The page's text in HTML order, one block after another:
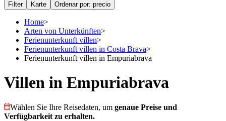
Filter Karte Ordenar por: precio
Home>
Arten von Unterkünften>
Ferienunterkunft villen>
Ferienunterkunft villen in Costa Brava>
Ferienunterkunft villen in Empuriabrava
Villen in Empuriabrava
Wählen Sie Ihre Reisedaten, um genaue Preise und
Verfügbarkeit zu erhalten.